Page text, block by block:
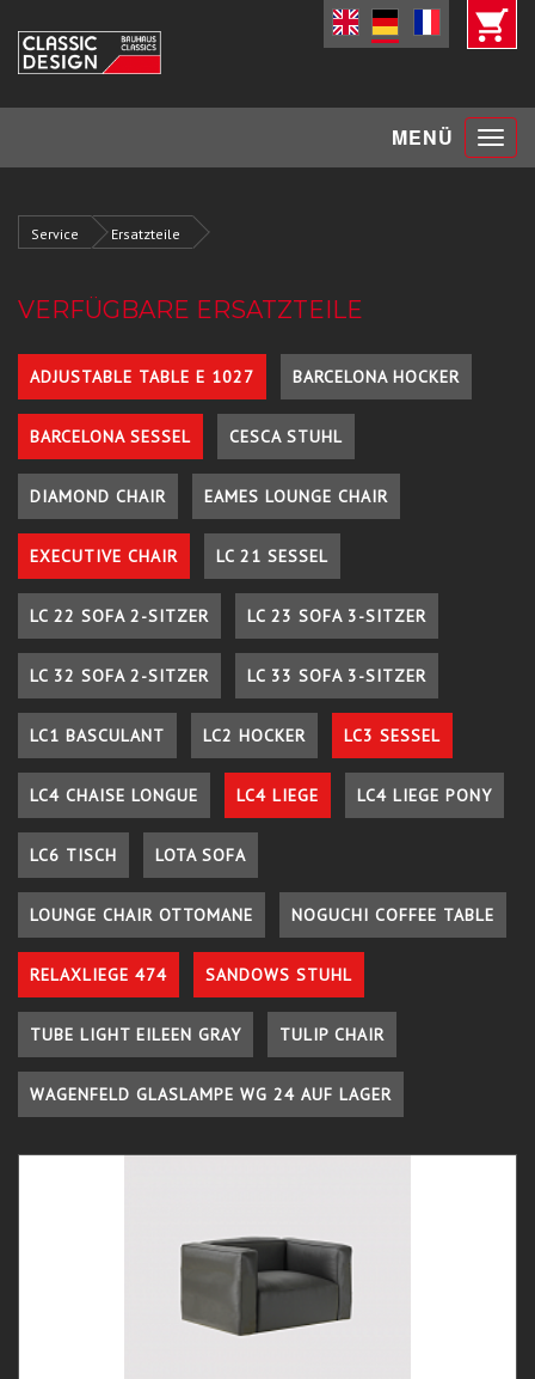
MENÜ Toggle
Service Ersatzteile
VERFÜGBARE ERSATZTEILE
ADJUSTABLE TABLE E 1027 BARCELONA HOCKER
BARCELONA SESSEL CESCA STUHL
DIAMOND CHAIR EAMES LOUNGE CHAIR
EXECUTIVE CHAIR LC 21 SESSEL
LC 22 SOFA 2-SITZER LC 23 SOFA 3-SITZER
LC 32 SOFA 2-SITZER LC 33 SOFA 3-SITZER
LC1 BASCULANT LC2 HOCKER LC3 SESSEL
LC4 CHAISE LONGUE LC4 LIEGE LC4 LIEGE PONY
LC6 TISCH LOTA SOFA
LOUNGE CHAIR OTTOMANE NOGUCHI COFFEE TABLE
RELAXLIEGE 474 SANDOWS STUHL
TUBE LIGHT EILEEN GRAY TULIP CHAIR
WAGENFELD GLASLAMPE WG 24 AUF LAGER